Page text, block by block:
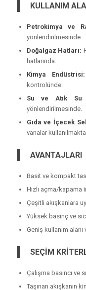
KULLANIM
Petrokimya ve
yönlendirilmesinde.
Doğalgaz Hatları:
hatlarında.
Kimya Endüstrisi:
kontrolünde.
Su ve Atık Su
yönlendirilmesinde.
Gıda ve İçecek
vanalar
AVANTAJLARI
Basit ve kompakt
Hızlı açma/kapama
Çeşitli akışkanlara
Yüksek basınç ve
Geniş kullanım
SEÇİM
Çalışma basıncı ve
Taşınan akışkanın